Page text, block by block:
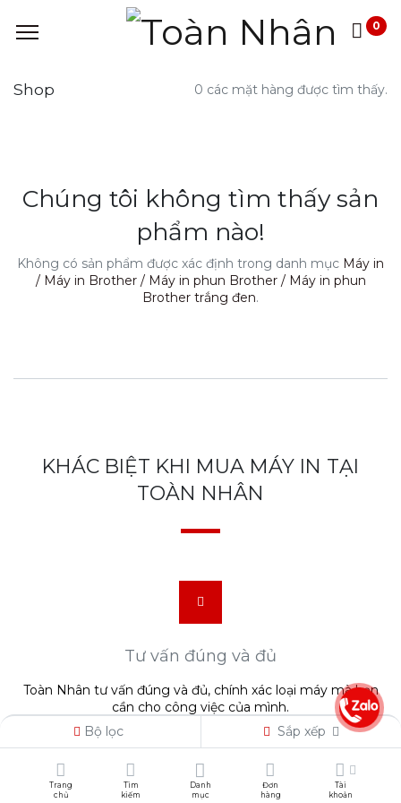
Bộ lọc Sắp xếp
Trang
chủ
Tìm
kiếm
Danh
mục
Đơn
hàng
Tài
khoản
0
Shop 0 các mặt hàng được tìm thấy.
Chúng tôi không tìm thấy sản
phẩm nào!
Không có sản phẩm được xác định trong danh mục Máy in
/ Máy in Brother / Máy in phun Brother / Máy in phun
Brother trắng đen.
KHÁC BIỆT KHI MUA MÁY IN TẠI
TOÀN NHÂN
Tư vấn đúng và đủ
Toàn Nhân tư vấn đúng và đủ, chính xác loại máy mà bạn
cần cho công việc của mình.